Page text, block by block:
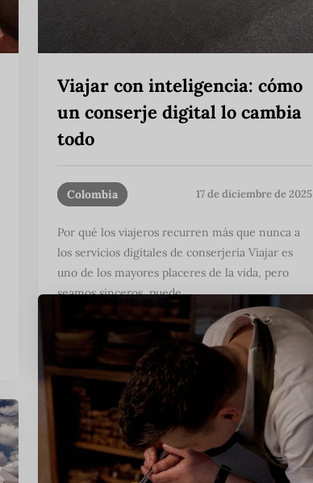
Viajar con inteligencia: cómo
un conserje digital lo cambia
todo
Colombia 17 de diciembre de 2025
Por qué los viajeros recurren más que nunca a
los servicios digitales de conserjería Viajar es
uno de los mayores placeres de la vida, pero
seamos sinceros, puede ...
Seguir leyendo